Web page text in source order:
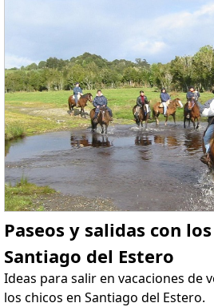
Paseos y salidas con
Santiago del Estero
Ideas para salir en vacaciones de
los chicos en Santiago del Estero.